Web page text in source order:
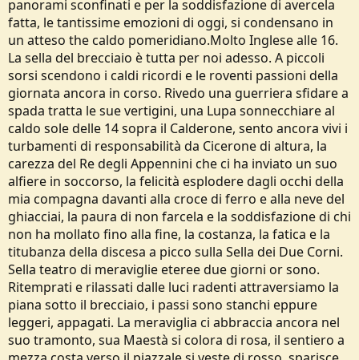
panorami sconfinati e per la soddisfazione di avercela
fatta, le tantissime emozioni di oggi, si condensano in
un atteso the caldo pomeridiano.Molto Inglese alle 16.
La sella del brecciaio è tutta per noi adesso. A piccoli
sorsi scendono i caldi ricordi e le roventi passioni della
giornata ancora in corso. Rivedo una guerriera sfidare a
spada tratta le sue vertigini, una Lupa sonnecchiare al
caldo sole delle 14 sopra il Calderone, sento ancora vivi i
turbamenti di responsabilità da Cicerone di altura, la
carezza del Re degli Appennini che ci ha inviato un suo
alfiere in soccorso, la felicità esplodere dagli occhi della
mia compagna davanti alla croce di ferro e alla neve del
ghiacciai, la paura di non farcela e la soddisfazione di chi
non ha mollato fino alla fine, la costanza, la fatica e la
titubanza della discesa a picco sulla Sella dei Due Corni.
Sella teatro di meraviglie eteree due giorni or sono.
Ritemprati e rilassati dalle luci radenti attraversiamo la
piana sotto il brecciaio, i passi sono stanchi eppure
leggeri, appagati. La meraviglia ci abbraccia ancora nel
suo tramonto, sua Maestà si colora di rosa, il sentiero a